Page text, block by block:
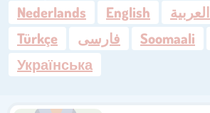
Nederlands
English العربية
Türkçe
فارسی Soomaali
Українська